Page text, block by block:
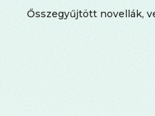
Ősszegyűjtött novellák,